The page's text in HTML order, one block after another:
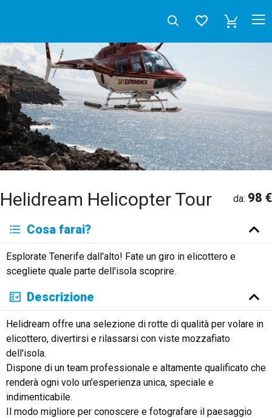
Helidream Helicopter Tour da: 98 €
Deutsch English
Français
Italiano
Neerlandés
Русский
Cosa farai?
Esplorate Tenerife dall'alto! Fate un giro in elicottero e
scegliete quale parte dell'isola scoprire.
Descrizione
Helidream offre una selezione di rotte di qualità per volare in
elicottero, divertirsi e rilassarsi con viste mozzafiato
dell'isola.
Dispone di un team professionale e altamente qualificato che
renderà ogni volo un'esperienza unica, speciale e
indimenticabile.
Il modo migliore per conoscere e fotografare il paesaggio